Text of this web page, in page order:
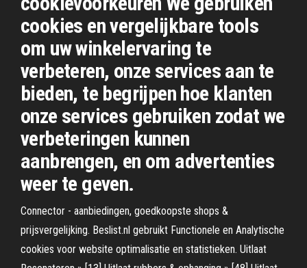
cookies en vergelijkbare tools
om uw winkelervaring te
verbeteren, onze services aan te
bieden, te begrijpen hoe klanten
onze services gebruiken zodat we
verbeteringen kunnen
aanbrengen, en om advertenties
weer te geven.
Connector - aanbiedingen, goedkoopste shops &
prijsvergelijking. Beslist.nl gebruikt Functionele en Analytische
cookies voor website optimalisatie en statistieken. Uitlaat